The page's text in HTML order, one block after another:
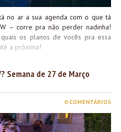
no ar a sua agenda com o que tá
– corre pra não perder nadinha!
os planos de vocês pra essa
a próxima!
Semana de 27 de Março
0 COMENTÁRIOS